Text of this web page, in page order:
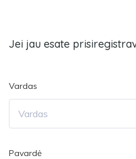
Jei jau esate
Vardas
Pavardė